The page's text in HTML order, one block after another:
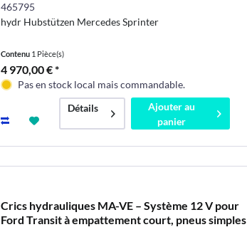
465795
hydr Hubstützen Mercedes Sprinter
Contenu 1 Pièce(s)
4 970,00 € *
Pas en stock local mais commandable.
Détails
Ajouter au
panier
Crics hydrauliques MA-VE – Système 12 V pour
Ford Transit à empattement court, pneus simples